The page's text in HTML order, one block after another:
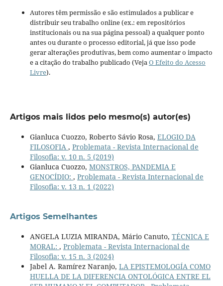
Autores têm permissão e são estimulados a publicar e
distribuir seu trabalho online (ex.: em repositórios
institucionais ou na sua página pessoal) a qualquer ponto
antes ou durante o processo editorial, já que isso pode
gerar alterações produtivas, bem como aumentar o impacto
e a citação do trabalho publicado (VejaO Efeito do Acesso
Livre).
Artigos mais lidos pelo mesmo(s) autor(es)
Gianluca Cuozzo, Roberto Sávio Rosa, ELOGIO DA
FILOSOFIA , Problemata - Revista Internacional de
Filosofia: v. 10 n. 5 (2019)
Gianluca Cuozzo, MONSTROS, PANDEMIA E
GENOCÍDIO: , Problemata - Revista Internacional de
Filosofia: v. 13 n. 1 (2022)
Artigos Semelhantes
ANGELA LUZIA MIRANDA, Mário Canuto, TÉCNICA E
MORAL: , Problemata - Revista Internacional de
Filosofia: v. 15 n. 3 (2024)
Jabel A. Ramírez Naranjo, LA EPISTEMOLOGÍA COMO
HUELLA DE LA DIFERENCIA ONTOLÓGICA ENTRE EL